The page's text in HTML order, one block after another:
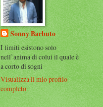
Sonny Barbuto
I limiti esistono solo
nell’anima di colui il quale è
a corto di sogni
Visualizza il mio profilo
completo